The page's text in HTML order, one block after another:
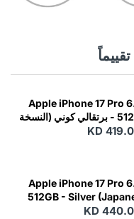
Apple iPhone 17 Pro
512GB - برتقالي كوني (النسخة
KD
Apple iPhone 17 Pro
512GB - Silver
KD